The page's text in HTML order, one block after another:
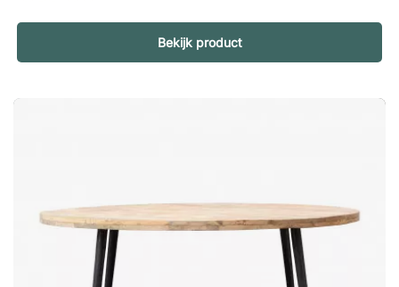
gelegenheden. Tafelblad van mangohout met levendige
uitstraling Het ruime, rechthoekige tafelblad is vervaardigd uit
mangohout – een duurzaam en levendig natuurmateriaal met
een mooie nerfstructuur. Het decoratieve visgraatpatroon
natuurlijke kleurvariaties en verschillen in het hout zorgen voor
metaal geeft de tafel een uitgebalanceerd ontwerp dat zowel
in moderne woningen als in meer rustieke interieurs past. Kant
is een eettafel die functionaliteit, duurzaamheid en karakter
verenigt – ontworpen om lang te worden gebruikt en
gewaardeerd. Kant is een robuuste eettafel die bijdraagt aan
Bekijk product